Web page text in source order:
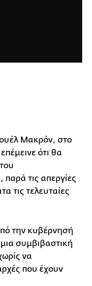
Μακρόν, στο
ότι θα
τις απεργίες
τις τελευταίες
την κυβέρνησή
συμβιβαστική
να
που έχουν